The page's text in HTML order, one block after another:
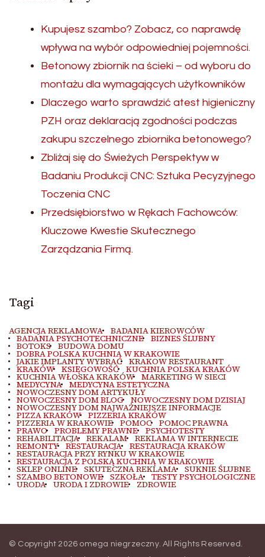
Kupujesz szambo? Zobacz, co naprawdę
wpływa na wybór odpowiedniej pojemności.
Betonowy zbiornik na ścieki – od wyboru do
montażu dla wymagających użytkowników
Dlaczego warto sprawdzić atest higieniczny
PZH oraz deklaracją zgodności podczas
zakupu szczelnego zbiornika betonowego?
Zbliżaj się do Świeżych Perspektyw w
Badaniu Produkcji CNC: Sztuka Pecyzyjnego
Toczenia CNC
Przedsiębiorstwo w Rękach Fachowców:
Kluczowe Kwestie Skutecznego
Zarządzania Firmą.
Tagi
AGENCJA REKLAMOWA BADANIA KIEROWCÓW
BADANIA PSYCHOTECHNICZNE BIZNES ŚLUBNY
BOTOKS BUDOWA DOMU
DOBRA POLSKA KUCHNIA W KRAKOWIE
JAKIE IMPLANTY WYBRAĆ KRAKOW RESTAURANT
KRAKÓW KSIĘGOWOŚĆ KUCHNIA POLSKA KRAKÓW
KUCHNIA WŁOSKA KRAKÓW MARKETING W SIECI
MEDYCYNA MEDYCYNA ESTETYCZNA
NOWOCZESNY DOM ARTYKUŁY
NOWOCZESNY DOM BLOG NOWOCZESNY DOM DZISIAJ
NOWOCZESNY DOM NAJWAŻNIEJSZE INFORMACJE
PIZZA KRAKÓW PIZZERIA KRAKÓW
PIZZERIA W KRAKOWIE POMOC POMOC PRAWNA
PRAWO PROBLEMY PRAWNE PSYCHOTESTY
REHABILITACJA REKALAM REKLAMA W INTERNECIE
REMONTY RESTAURACJA RESTAURACJA KRAKÓW
RESTAURACJA PRZY RYNKU W KRAKOWIE
RESTAURACJA Z POLSKĄ KUCHNIĄ W KRAKOWIE
SKLEP ONLINE SKUTECZNA REKLAMA SUKNIE ŚLUBNE
SZAMBO BETONOWE SZKOŁA TESTY PSYCHOLOGICZNE
URODA URODA I ZDROWIE ZDROWIE
© Copyright 2026 omega niegrzeczny. All Rights Reserved.